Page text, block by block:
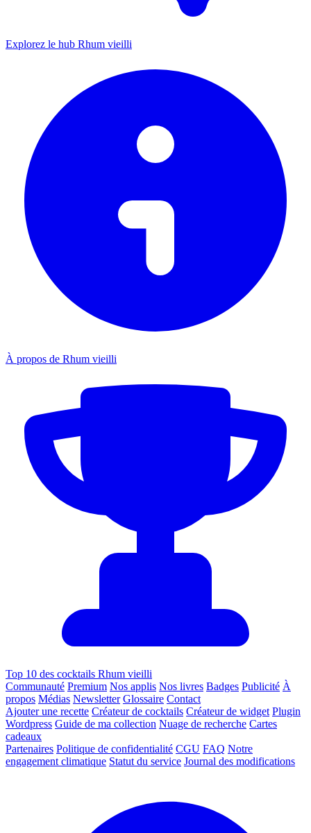
Explorez le hub Rhum vieilli
À propos de Rhum vieilli
Top 10 des cocktails Rhum vieilli
Communauté Premium Nos applis Nos livres Badges Publicité À
propos Médias Newsletter Glossaire Contact
Ajouter une recette Créateur de cocktails Créateur de widget Plugin
Wordpress Guide de ma collection Nuage de recherche Cartes
cadeaux
Partenaires Politique de confidentialité CGU FAQ Notre
engagement climatique Statut du service Journal des modifications